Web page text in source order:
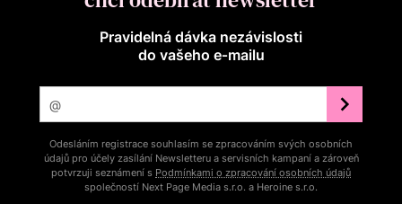
Pravidelná dávka nezávislosti
do vašeho e‑mailu
Odesláním registrace souhlasím se zpracováním svých osobních
údajů pro účely zasílání Newsletteru a servisních kampaní a zároveň
potvrzuji seznámení s Podmínkami o zpracování osobních údajů
společností Next Page Media s.r.o. a Heroine s.r.o.